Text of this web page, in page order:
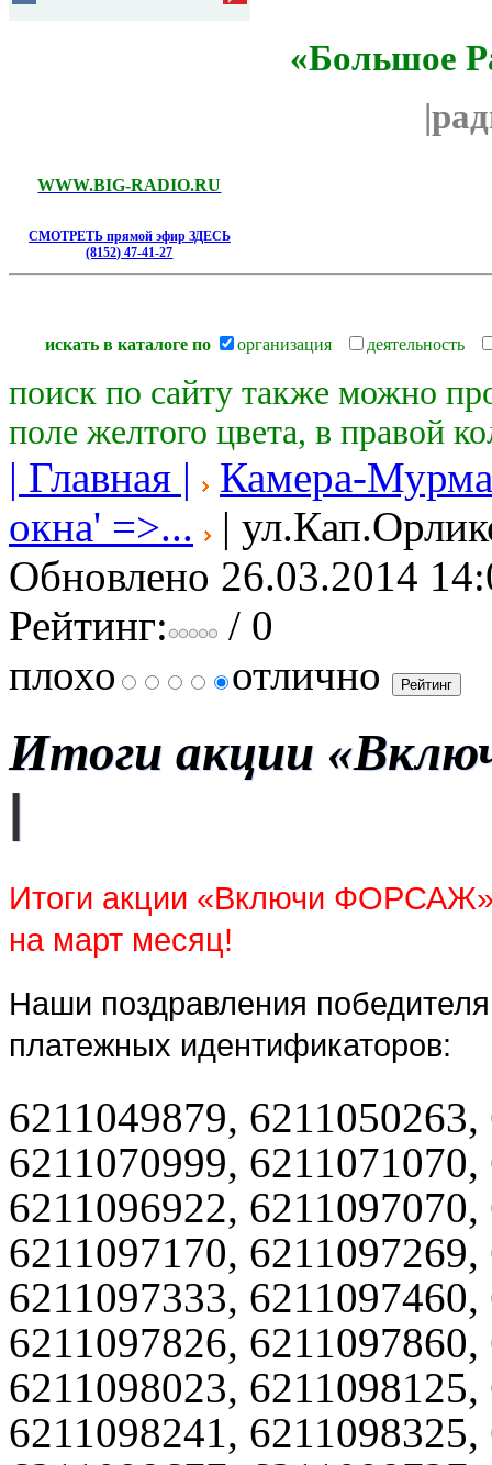
«Большое
WWW.BIG-RADIO.RU
СМОТРЕТЬ прямой эфир ЗДЕСЬ
(8152) 47-41-27
искать в каталоге по организация деятельность
поиск по сайту также можно
поле желтого цвета, в правой
| Главная |
Камера-
окна' =>...
|
Обновлено 26.03.2014
Рейтинг:
/ 0
плохо
отлично
Итоги акции
|
Итоги акции «Включи
на март месяц!
Наши поздравления
платежных идентификаторов:
6211049879,
6211070999, 6211071070,
6211096922,
6211097170,
6211097333, 6211097460,
6211097826,
6211098023,
6211098241, 6211098325,